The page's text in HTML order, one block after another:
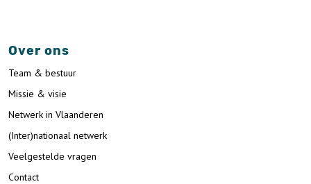
Over ons
Team & bestuur
Missie & visie
Netwerk in Vlaanderen
(Inter)nationaal netwerk
Veelgestelde vragen
Contact